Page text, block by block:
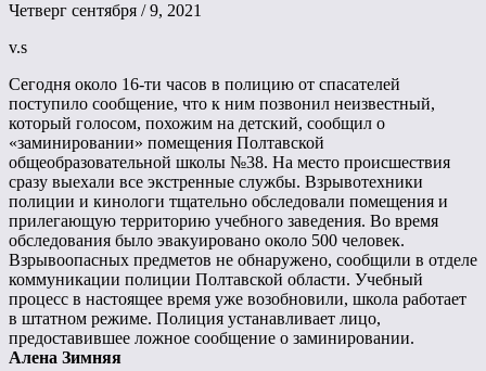
Четверг сентября / 9, 2021
v.s
Сегодня около 16-ти часов в полицию от спасателей
поступило сообщение, что к ним позвонил неизвестный,
который голосом, похожим на детский, сообщил о
«заминировании» помещения Полтавской
общеобразовательной школы №38. На место происшествия
сразу выехали все экстренные службы. Взрывотехники
полиции и кинологи тщательно обследовали помещения и
прилегающую территорию учебного заведения. Во время
обследования было эвакуировано около 500 человек.
Взрывоопасных предметов не обнаружено, сообщили в отделе
коммуникации полиции Полтавской области. Учебный
процесс в настоящее время уже возобновили, школа работает
в штатном режиме. Полиция устанавливает лицо,
предоставившее ложное сообщение о заминировании.
Алена Зимняя